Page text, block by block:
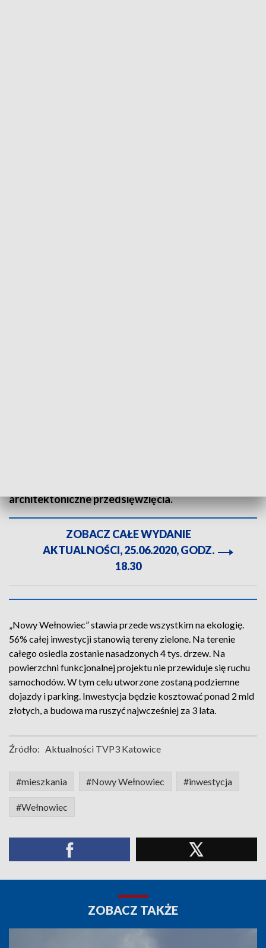
architektoniczne przedsięwzięcia.
ZOBACZ CAŁE WYDANIE
AKTUALNOŚCI, 25.06.2020, GODZ.
18.30
„Nowy Wełnowiec” stawia przede wszystkim na ekologię.
56% całej inwestycji stanowią tereny zielone. Na terenie
całego osiedla zostanie nasadzonych 4 tys. drzew. Na
powierzchni funkcjonalnej projektu nie przewiduje się ruchu
samochodów. W tym celu utworzone zostaną podziemne
dojazdy i parking. Inwestycja będzie kosztować ponad 2 mld
złotych, a budowa ma ruszyć najwcześniej za 3 lata.
Źródło: Aktualności TVP3 Katowice
#mieszkania #Nowy Wełnowiec #inwestycja
#Wełnowiec
ZOBACZ TAKŻE